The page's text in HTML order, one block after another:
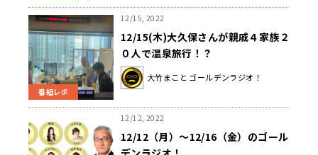
番組レポ
12/15, 2022
12/15(木)大久保さんが親戚４家族２
０人で温泉旅行！？
大竹まこと ゴールデンラジオ！
12/12, 2022
12/12（月）～12/16（金）のゴール